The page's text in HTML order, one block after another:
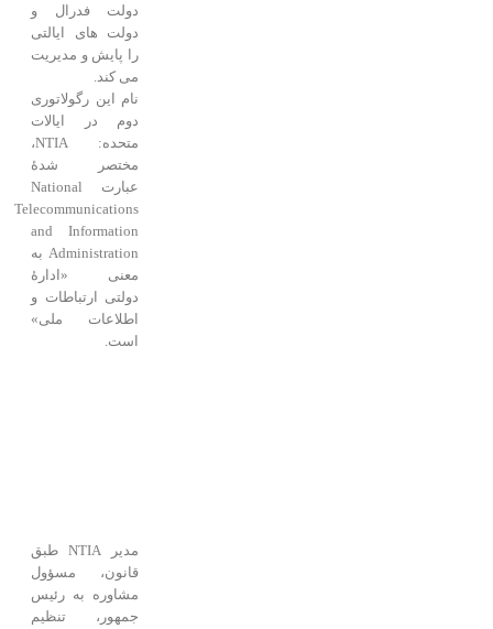
دولت فدرال و
دولت های ایالتی
را پایش و مدیریت
می کند.
نام این رگولاتوری
دوم در ایالات
متحده: NTIA،
مختصر شدۀ
عبارت National
Telecommunications
and Information
Administration به
معنی «ادارۀ
دولتی ارتباطات و
اطلاعات ملی»
است.
مدیر NTIA طبق
قانون، مسؤول
مشاوره به رئیس
جمهور، تنظیم